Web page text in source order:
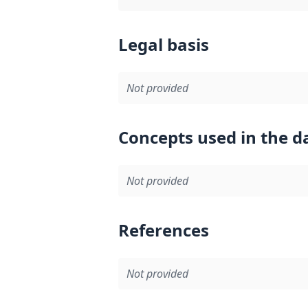
Legal basis
Not provided
Concepts used in the
Not provided
References
Not provided